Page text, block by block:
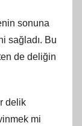
sonuna
sağladı. Bu
de deliğin
delik
mi